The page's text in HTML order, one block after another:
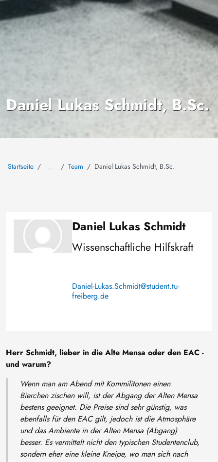
Daniel Lukas Schmidt, B.Sc.
Startseite … Team Daniel Lukas Schmidt, B.Sc.
Bild Daniel Lukas Schmidt
Wissenschaftliche Hilfskraft
Daniel-Lukas.Schmidt@student.tu-
freiberg.de
Herr Schmidt, lieber in die Alte Mensa oder den EAC -
und warum?
Wenn man am Abend mit Kommilitonen einen
Bierchen zischen will, ist der Abgang der Alten Mensa
bestens geeignet. Die Preise sind sehr günstig, was
ebenfalls für den EAC gilt, jedoch ist die Atmosphäre
und das Ambiente in der Alten Mensa (Abgang)
besser. Es vermittelt nicht den typischen Studentenclub,
sondern eher eine kleine Kneipe, wo man sich nach